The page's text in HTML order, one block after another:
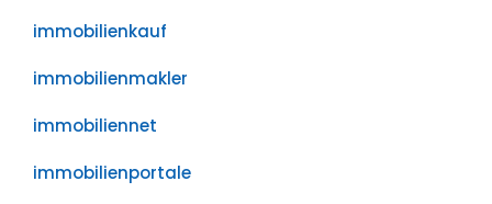
immobilienkauf
immobilienmakler
immobiliennet
immobilienportale